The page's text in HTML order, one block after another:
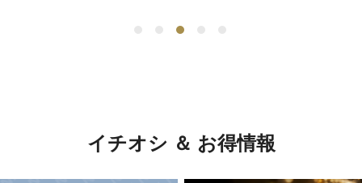
イチオシ ＆ お得情報